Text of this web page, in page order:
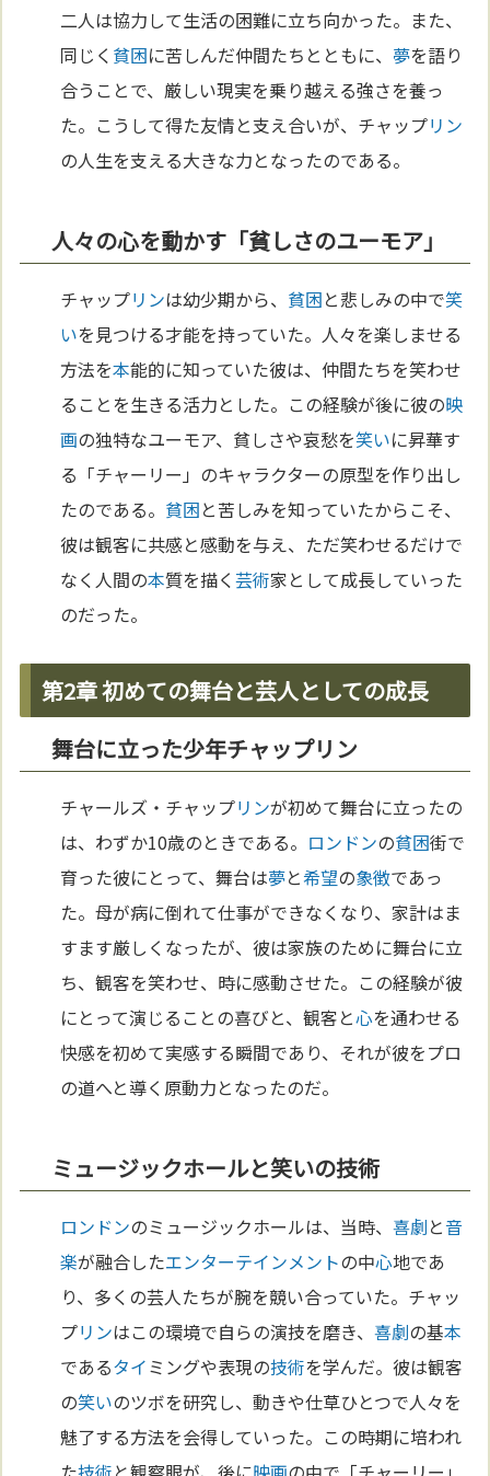
二人は協力して生活の困難に立ち向かった。また、
同じく 貧困に苦しんだ仲間たちとともに、 夢を語り
合うことで、厳しい現実を乗り越える強さを養っ
た。こうして得た友情と支え合いが、チャップリン
の人生を支える大きな力となったのである。
人々の心を動かす「貧しさのユーモア」
チャップリンは幼少期から、 貧困と悲しみの中で笑
いを見つける才能を持っていた。人々を楽しませる
方法を本能的に知っていた彼は、仲間たちを笑わせ
ることを生きる活力とした。この経験が後に彼の映
画の独特なユーモア、貧しさや哀愁を笑いに昇華す
る「チャーリー」のキャラクターの原型を作り出し
たのである。 貧困と苦しみを知っていたからこそ、
彼は観客に共感と感動を与え、ただ笑わせるだけで
なく人間の本質を描く芸術家として成長していった
のだった。
第2章 初めての舞台と芸人としての成長
舞台に立った少年チャップリン
チャールズ・チャップリンが初めて舞台に立ったの
は、わずか10歳のときである。 ロンドンの貧困街で
育った彼にとって、舞台は夢と希望の象徴であっ
た。母が病に倒れて仕事ができなくなり、家計はま
すます厳しくなったが、彼は家族のために舞台に立
ち、観客を笑わせ、時に感動させた。この経験が彼
にとって演じることの喜びと、観客と心を通わせる
快感を初めて実感する瞬間であり、それが彼をプロ
の道へと導く原動力となったのだ。
ミュージックホールと笑いの技術
ロンドンのミュージックホールは、当時、喜劇と音
楽が融合したエンターテインメントの中心地であ
り、多くの芸人たちが腕を競い合っていた。チャッ
プリンはこの環境で自らの演技を磨き、喜劇の基本
であるタイミングや表現の技術を学んだ。彼は観客
の笑いのツボを研究し、動きや仕草ひとつで人々を
魅了する方法を会得していった。この時期に培われ